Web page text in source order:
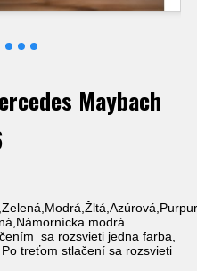
Maybach
modrá
sa rozsvieti jedna farba,
treťom stlačení sa rozsvieti